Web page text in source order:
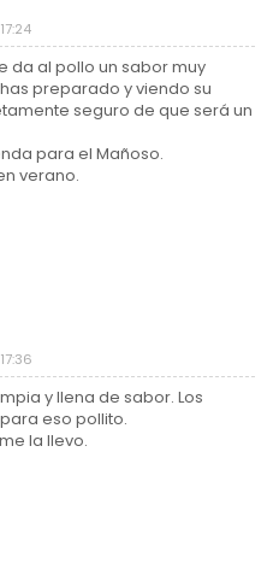
da al pollo un sabor muy
preparado y viendo su
seguro de que será un
para el Mañoso.
verano.
y llena de sabor. Los
eso pollito.
la llevo.